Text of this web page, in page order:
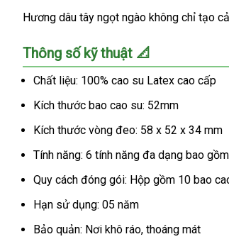
6
năng
-
Hộp
10
+
vòng
đeo
dài
thời
Hương dâu tây ngọt ngào không chỉ tạo
Thông số kỹ thuật 📐
Chất liệu: 100% cao su Latex cao cấp
Kích thước bao cao su: 52mm
Kích thước vòng đeo: 58 x 52 x 34 mm
Tính năng: 6 tính năng đa dạng bao
Quy cách đóng gói: Hộp gồm 10 bao
Hạn sử dụng: 05 năm
Bảo quản: Nơi khô ráo, thoáng mát